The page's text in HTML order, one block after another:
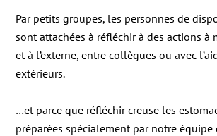
Par petits groupes, les personnes de
sont attachées à réfléchir à des actions à
et à l’externe, entre collègues ou avec
extérieurs.
…et parce que réfléchir creuse les
préparées spécialement par notre